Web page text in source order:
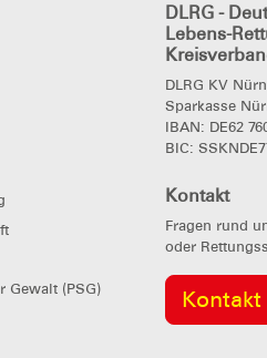
Gewalt (PSG)
DLRG -
Lebens-
DLRG KV
Sparkasse
IBAN: DE62
BIC:
Kontakt
Fragen rund
oder
Kontakt